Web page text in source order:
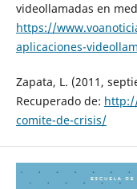
videollamadas en
https://
aplicaciones-
Zapata, L. (2011,
Recuperado de:
comite-de-crisis/